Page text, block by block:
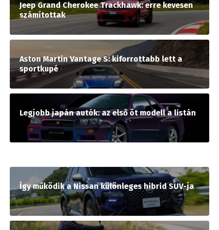
Jeep Grand Cherokee Trackhawk: erre kevesen
számítottak
Aston Martin Vantage S: kiforrottabb lett a
sportkupé
Legjobb japán autók: az első öt modell a listán
Így működik a Nissan különleges hibrid SUV-ja